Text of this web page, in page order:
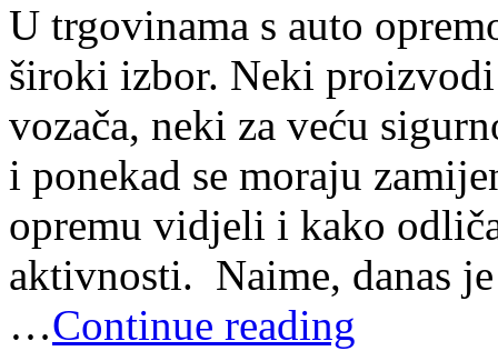
U trgovinama s auto
široki izbor. Neki
vozača, neki za veću
i ponekad se moraju
opremu vidjeli i kako
aktivnosti. Naime, danas
…Continue reading